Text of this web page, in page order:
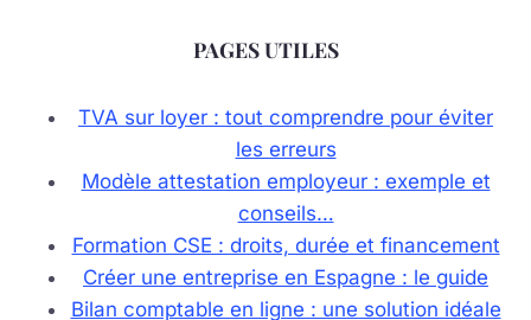
PAGES UTILES
TVA sur loyer : tout comprendre pour éviter
les erreurs
Modèle attestation employeur : exemple et
conseils…
Formation CSE : droits, durée et financement
Créer une entreprise en Espagne : le guide
Bilan comptable en ligne : une solution idéale